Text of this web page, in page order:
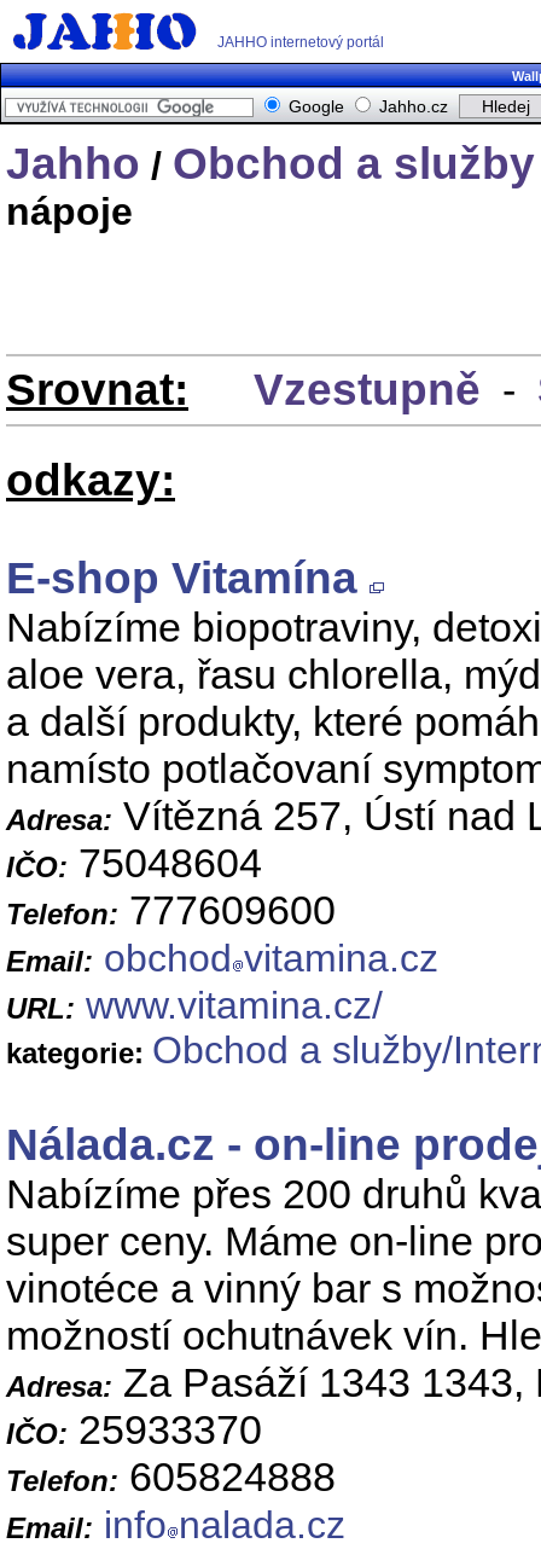
JAHHO internetový portál
Google Jahho.cz
Jahho / Obchod a služby
nápoje
Srovnat: Vzestupně -
odkazy:
E-shop Vitamína
Nabízíme biopotraviny,
aloe vera, řasu chlorella,
a další produkty, které
namísto potlačovaní
Adresa: Vítězná 257, Ústí nad
IČO: 75048604
Telefon: 777609600
Email: obchod vitamina.cz
URL: www.vitamina.cz/
kategorie: Obchod a služby/
Nálada.cz - on-line
Nabízíme přes 200 druhů
super ceny. Máme on-line
vinotéce a vinný bar s
možností ochutnávek vín.
Adresa: Za Pasáží 1343 1343,
IČO: 25933370
Telefon: 605824888
Email: info nalada.cz